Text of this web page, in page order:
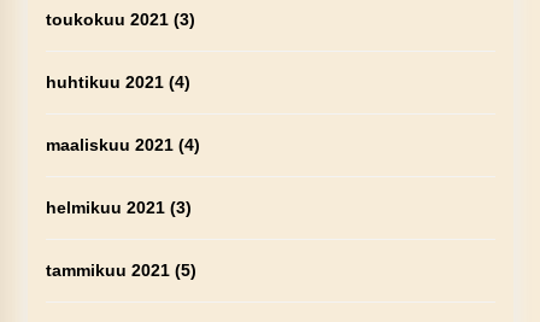
toukokuu 2021(3)
huhtikuu 2021(4)
maaliskuu 2021(4)
helmikuu 2021(3)
tammikuu 2021(5)